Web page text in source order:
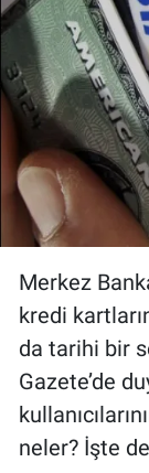
Merkez
kredi
da tarihi bir
Gazete’de
neler? İşte